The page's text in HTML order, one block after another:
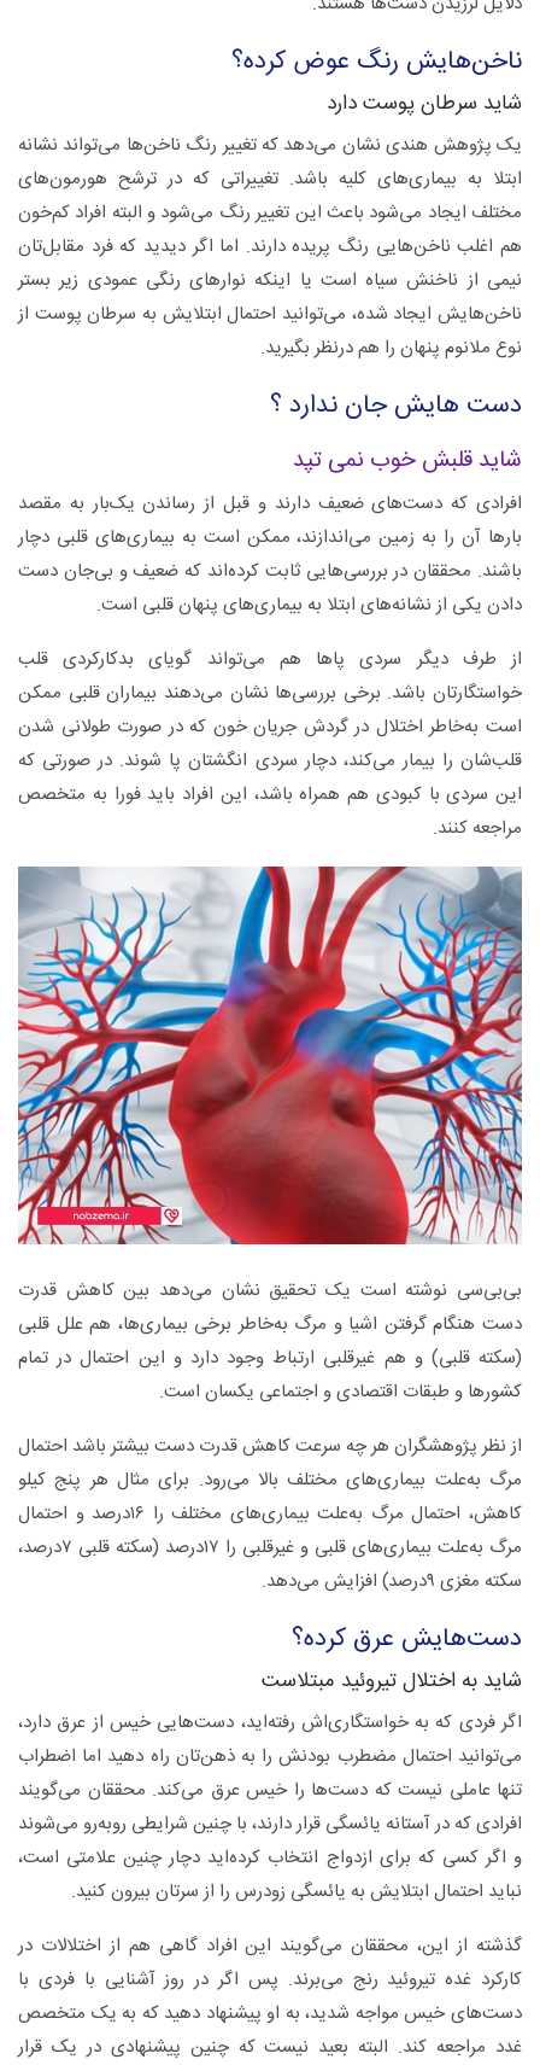
ناخن‌هایش رنگ عوض کرده؟
شاید سرطان پوست دارد
یک پژوهش هندی نشان می‌دهد که تغییر رنگ ناخن‌ها می‌تواند نشانه
ابتلا به بیماری‌های کلیه باشد. تغییراتی که در ترشح هورمون‌های
مختلف ایجاد می‌شود باعث این تغییر رنگ می‌شود و البته افراد کم‌خون
هم اغلب ناخن‌هایی رنگ پریده دارند. اما اگر دیدید که فرد مقابل‌تان
نیمی از ناخنش سیاه است یا اینکه نوارهای رنگی عمودی زیر بستر
ناخن‌هایش ایجاد شده، می‌توانید احتمال ابتلایش به سرطان پوست از
نوع ملانوم پنهان را هم در‌نظر بگیرید.
دست هایش جان ندارد ؟
شاید قلبش خوب نمی تپد
افرادی که دست‌های ضعیف دارند و قبل از رساندن یک‌بار به مقصد
بارها آن را به زمین می‌اندازند، ممکن است به بیماری‌های قلبی دچار
باشند. محققان در بررسی‌هایی ثابت کرده‌اند که ضعیف و بی‌جان دست
دادن یکی از نشانه‌های ابتلا به بیماری‌های پنهان قلبی است.
از طرف دیگر سردی پاها هم می‌تواند گویای بدکارکردی قلب
خواستگار‌تان باشد. برخی بررسی‌ها نشان می‌دهند بیماران قلبی ممکن
است به‌خاطر اختلال در گردش جریان خون که در صورت طولانی شدن
قلب‌شان را بیمار می‌کند، دچار سردی انگشتان پا شوند. در صورتی که
این سردی با کبودی هم همراه باشد، این افراد باید فورا به متخصص
مراجعه کنند.
بی‌بی‌سی نوشته است یک تحقیق نشان می‌دهد بین کاهش قدرت
دست هنگام گرفتن اشیا و مرگ به‌خاطر برخی بیماری‌ها، هم علل قلبی
(سکته قلبی) و هم غیر‌قلبی ارتباط وجود دارد و این احتمال در تمام
کشورها و طبقات اقتصادی و اجتماعی یکسان است.
از نظر پژوهشگران هر چه سرعت کاهش قدرت دست بیشتر باشد احتمال
مرگ به‌علت بیماری‌های مختلف بالا می‌رود. برای مثال هر پنج کیلو
کاهش، احتمال مرگ به‌علت بیماری‌های مختلف را ۱۶درصد و احتمال
مرگ به‌علت بیماری‌های قلبی و غیرقلبی را ۱۷درصد (سکته قلبی ۷درصد،
سکته مغزی ۹درصد) افزایش می‌دهد.
دست‌هایش عرق کرده؟
شاید به اختلال تیروئید مبتلاست
اگر فردی که به خواستگاری‌اش رفته‌اید، دست‌هایی خیس از عرق دارد،
می‌توانید احتمال مضطرب بودنش را به ذهن‌تان راه دهید اما اضطراب
تنها عاملی نیست که دست‌ها را خیس عرق می‌کند. محققان می‌گویند
افرادی که در آستانه یائسگی قرار دارند، با چنین شرایطی روبه‌رو می‌شوند
و اگر کسی که برای ازدواج انتخاب کرده‌اید دچار چنین علامتی است،
نباید احتمال ابتلایش به یائسگی زودرس را از سرتان بیرون کنید.
گذشته از این، محققان می‌گویند این افراد گاهی هم از اختلالات در
کارکرد غده تیروئید رنج می‌برند. پس اگر در روز آشنایی با فردی با
دست‌های خیس مواجه شدید، به او پیشنهاد دهید که به یک متخصص
غدد مراجعه کند. البته بعید نیست که چنین پیشنهادی در یک قرار